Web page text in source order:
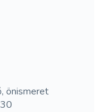
önismeret